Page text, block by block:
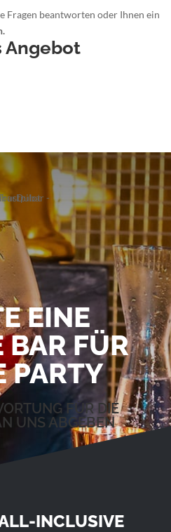
Fragen beantworten oder Ihnen ein
Angebot
EINE
BAR FÜR
PARTY
FÜR DIE
UNS ABGEBEN
INCLUSIVE